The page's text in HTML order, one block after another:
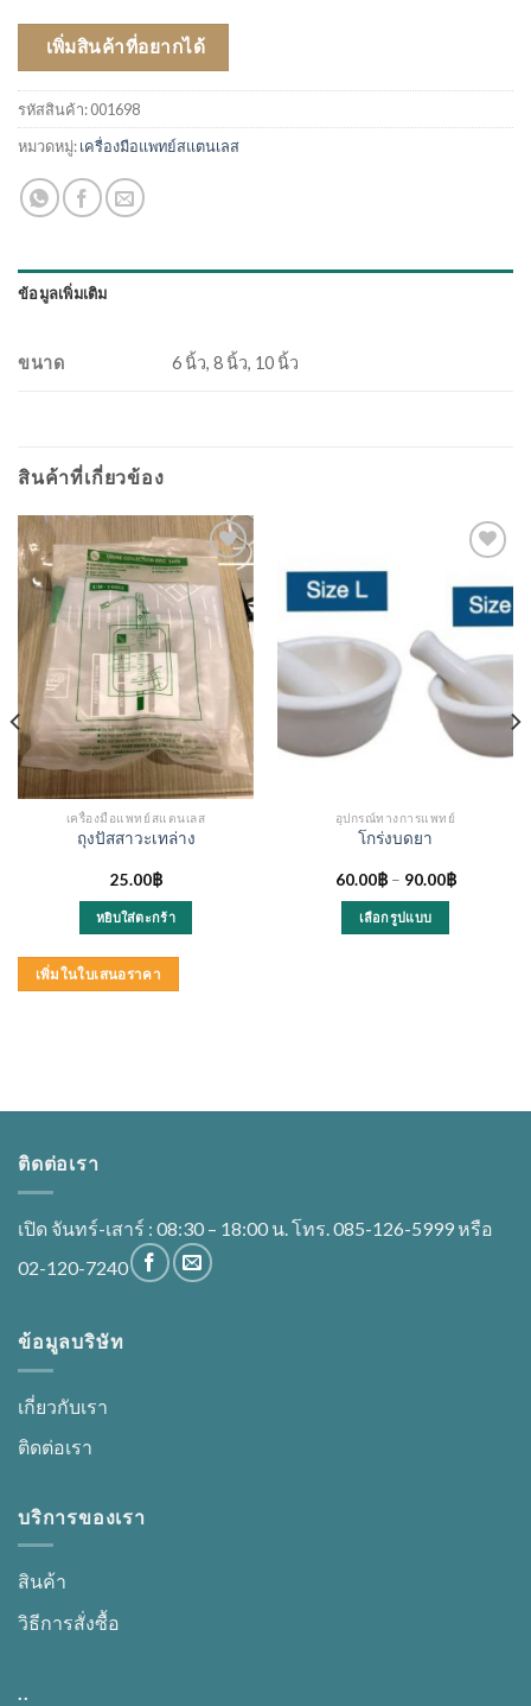
เพิ่มสินค้าที่อยากได้
รหัสสินค้า:001698
หมวดหมู่:เครื่องมือแพทย์สแตนเลส
ข้อมูลเพิ่มเติม
ขนาด 6 นิ้ว, 8 นิ้ว, 10 นิ้ว
สินค้าที่เกี่ยวข้อง
เครื่องมือแพทย์สแตนเลส
ถุงปัสสาวะเทล่าง
25.00฿
หยิบใส่ตะกร้า
เพิ่มในใบเสนอราคา
อุปกรณ์ทางการแพทย์
โกร่งบดยา
60.00฿– 90.00฿
เลือกรูปแบบ
the
ติดต่อเรา
เปิด จันทร์-เสาร์ : 08:30 – 18:00 น. โทร. 085-126-5999 หรือ
02-120-7240
ข้อมูลบริษัท
เกี่ยวกับเรา
ติดต่อเรา
บริการของเรา
สินค้า
วิธีการสั่งซื้อ